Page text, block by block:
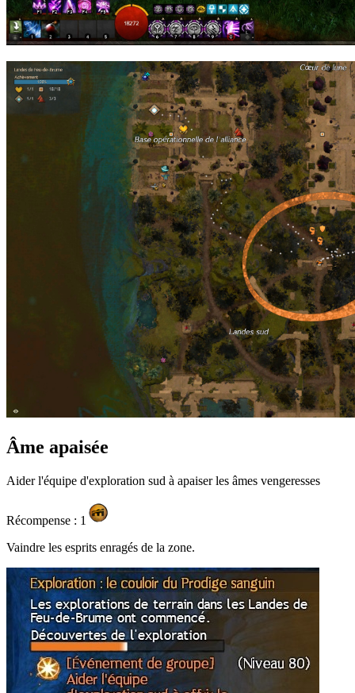
Âme apaisée
Aider l'équipe d'exploration sud à apaiser les âmes vengeresses
Récompense : 1
Vaindre les esprits enragés de la zone.